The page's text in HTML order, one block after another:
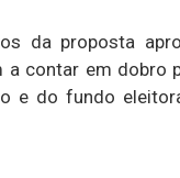
da proposta
a contar em dobro
e do fundo